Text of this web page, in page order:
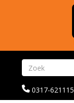
bel
ons
0317-621115